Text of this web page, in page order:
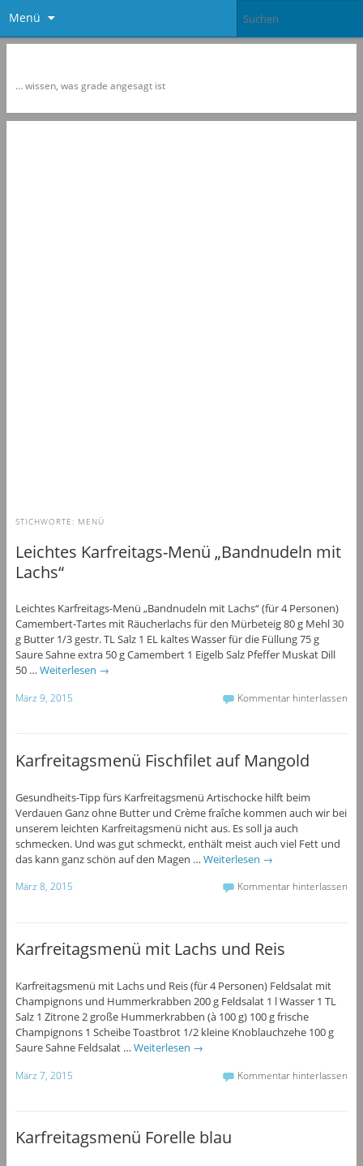
Menü
… wissen, was grade angesagt ist
STICHWORTE: MENÜ
Leichtes Karfreitags-Menü „Bandnudeln mit
Lachs“
Leichtes Karfreitags-Menü „Bandnudeln mit Lachs“ (für 4 Personen)
Camembert-Tartes mit Räucherlachs für den Mürbeteig 80 g Mehl 30
g Butter 1/3 gestr. TL Salz 1 EL kaltes Wasser für die Füllung 75 g
Saure Sahne extra 50 g Camembert 1 Eigelb Salz Pfeffer Muskat Dill
50 … Weiterlesen →
März 9, 2015 Kommentar hinterlassen
Karfreitagsmenü Fischfilet auf Mangold
Gesundheits-Tipp fürs Karfreitagsmenü Artischocke hilft beim
Verdauen Ganz ohne Butter und Crème fraîche kommen auch wir bei
unserem leichten Karfreitagsmenü nicht aus. Es soll ja auch
schmecken. Und was gut schmeckt, enthält meist auch viel Fett und
das kann ganz schön auf den Magen … Weiterlesen →
März 8, 2015 Kommentar hinterlassen
Karfreitagsmenü mit Lachs und Reis
Karfreitagsmenü mit Lachs und Reis (für 4 Personen) Feldsalat mit
Champignons und Hummerkrabben 200 g Feldsalat 1 l Wasser 1 TL
Salz 1 Zitrone 2 große Hummerkrabben (à 100 g) 100 g frische
Champignons 1 Scheibe Toastbrot 1/2 kleine Knoblauchzehe 100 g
Saure Sahne Feldsalat … Weiterlesen →
März 7, 2015 Kommentar hinterlassen
Karfreitagsmenü Forelle blau